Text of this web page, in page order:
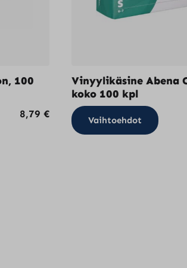
100
8,79€
Vinyylikäsine Abena
koko 100 kpl
Vaihtoehdot